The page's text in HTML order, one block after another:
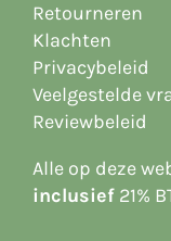
Retourneren
Klachten
Privacybeleid
Veelgestelde
Reviewbeleid
Alle op deze
inclusief21%